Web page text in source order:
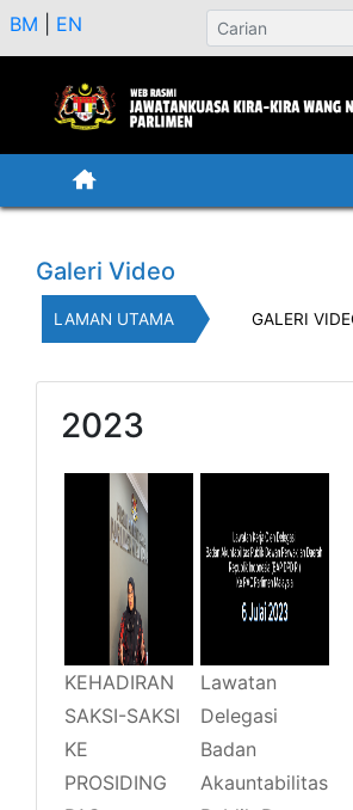
BM EN
Galeri Video
LAMAN UTAMA GALERI
2023
KEHADIRAN
SAKSI-SAKSI
KE
PROSIDING
Lawatan
Delegasi
Badan
Akauntabilitas